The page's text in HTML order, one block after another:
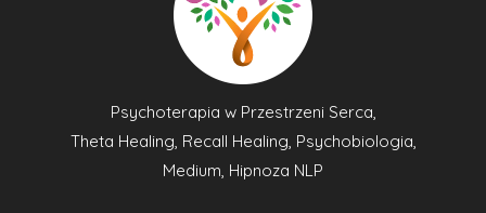
Psychoterapia w Przestrzeni Serca,
Theta Healing, Recall Healing, Psychobiologia,
Medium, Hipnoza NLP